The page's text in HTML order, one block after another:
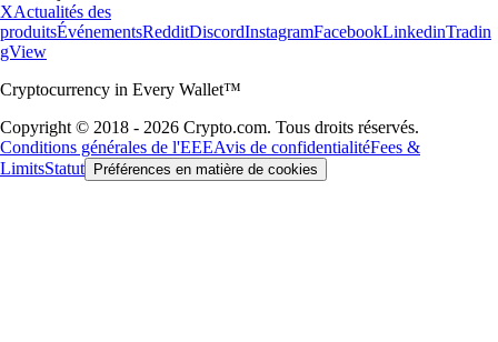
XActualités des
produitsÉvénementsRedditDiscordInstagramFacebookLinkedinTradin
gView
Cryptocurrency in Every Wallet™
Copyright © 2018 - 2026 Crypto.com. Tous droits réservés.
Conditions générales de l'EEEAvis de confidentialitéFees &
LimitsStatut Préférences en matière de cookies